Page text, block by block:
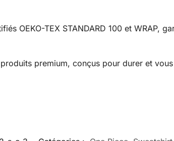
OEKO-TEX STANDARD 100 et WRAP,
premium, conçus pour durer et